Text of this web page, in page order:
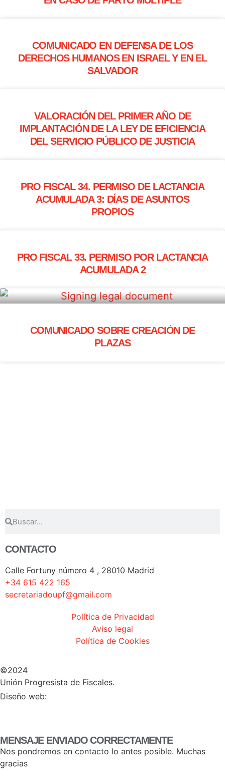
COMUNICADO EN DEFENSA DE LOS
DERECHOS HUMANOS EN ISRAEL Y EN EL
SALVADOR
VALORACIÓN DEL PRIMER AÑO DE
IMPLANTACIÓN DE LA LEY DE EFICIENCIA
DEL SERVICIO PÚBLICO DE JUSTICIA
PRO FISCAL 34. PERMISO DE LACTANCIA
ACUMULADA 3: DÍAS DE ASUNTOS
PROPIOS
PRO FISCAL 33. PERMISO POR LACTANCIA
ACUMULADA 2
COMUNICADO SOBRE CREACIÓN DE
PLAZAS
CONTACTO
Calle Fortuny número 4 , 28010 Madrid
+34 615 422 165
secretariadoupf@gmail.com
Política de Privacidad
Aviso legal
Política de Cookies
©2024
Unión Progresista de Fiscales.
Diseño web:
MENSAJE ENVIADO CORRECTAMENTE
Nos pondremos en contacto lo antes posible. Muchas
gracias